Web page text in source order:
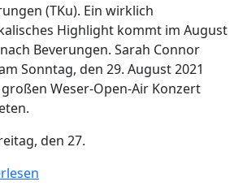
(TKu). Ein wirklich
Highlight kommt im August
Beverungen. Sarah Connor
Sonntag, den 29. August 2021
Weser-Open-Air Konzert
den 27.